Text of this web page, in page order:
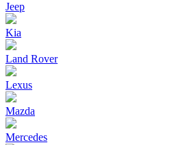
Jeep
Kia
Land Rover
Lexus
Mazda
Mercedes